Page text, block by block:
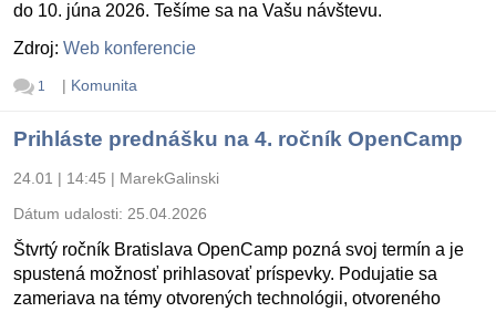
do 10. júna 2026. Tešíme sa na Vašu návštevu.
Zdroj: Web konferencie
1 | Komunita
Prihláste prednášku na 4. ročník OpenCamp
24.01 | 14:45 | MarekGalinski
Dátum udalosti: 25.04.2026
Štvrtý ročník Bratislava OpenCamp pozná svoj termín a je
spustená možnosť prihlasovať príspevky. Podujatie sa
zameriava na témy otvorených technológii, otvoreného